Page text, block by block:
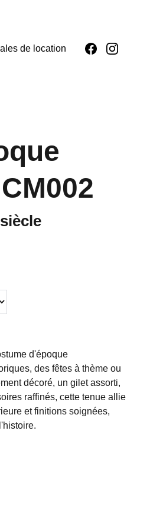
de location
d'époque
des fêtes à thème ou
décoré, un gilet assorti,
raffinés, cette tenue allie
et finitions soignées,